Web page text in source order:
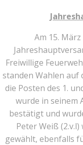
Am 15.
Freiwillige
standen Wahlen auf
die Posten des 1.
wurde in seinem
bestätigt und
Peter Weiß
gewählt, ebenfalls